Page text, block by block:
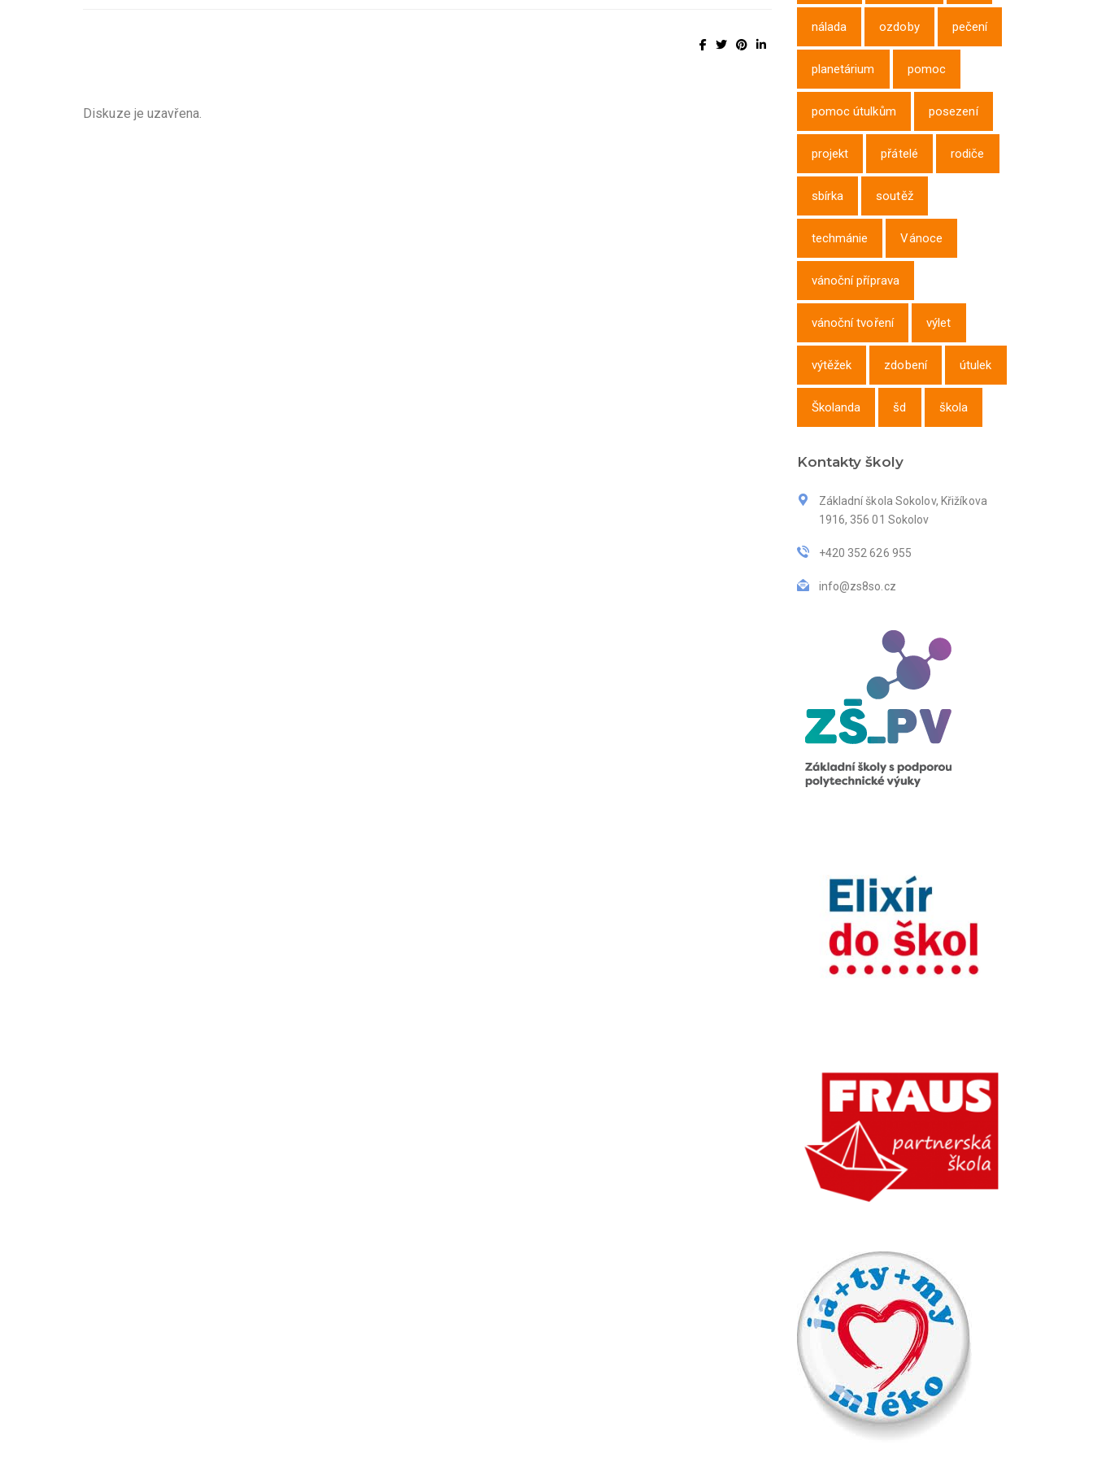
Diskuze je uzavřena.
nálada ozdoby pečení
planetárium pomoc
pomoc útulkům posezení
projekt přátelé rodiče
sbírka soutěž
techmánie Vánoce
vánoční příprava
vánoční tvoření výlet
výtěžek zdobení útulek
Školanda šd škola
Kontakty školy
Základní škola Sokolov, Křižíkova
1916, 356 01 Sokolov
+420 352 626 955
info@zs8so.cz